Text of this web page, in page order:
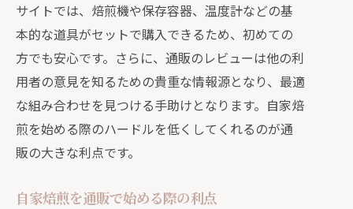
通販で広がる焙煎コミュニティの活用
法
通販を活用した自宅カフェの実現方法
自宅カフェを実現する通販アイテム
通販で叶うおしゃれなカフェ空間作り
自宅カフェのための通販レシピ集
通販が提供する新しいカフェスタイル
サイトでは、焙煎機や保存容器、温度計などの基
本的な道具がセットで購入できるため、初めての
方でも安心です。さらに、通販のレビューは他の利
用者の意見を知るための貴重な情報源となり、最適
な組み合わせを見つける手助けとなります。自家焙
煎を始める際のハードルを低くしてくれるのが通
販の大きな利点です。
自家焙煎を通販で始める際の利点